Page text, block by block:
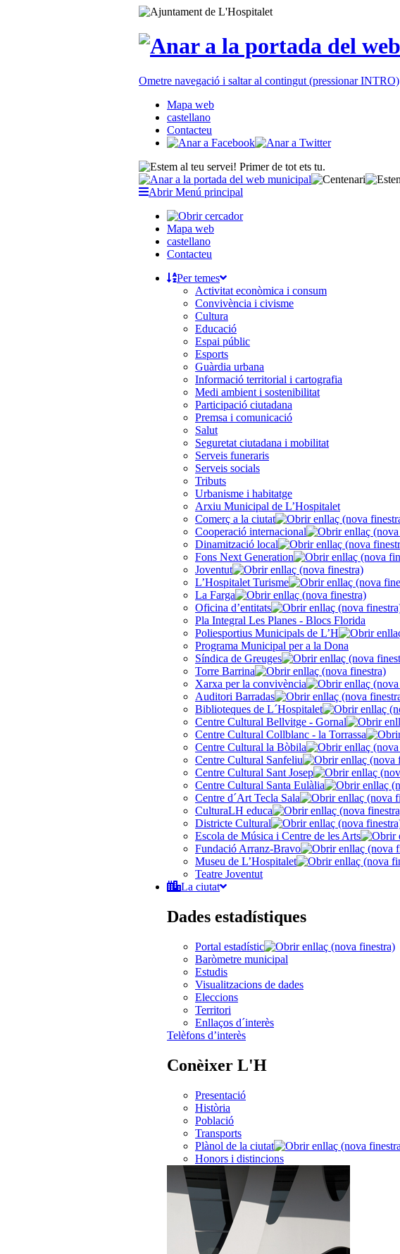
Ometre navegació i saltar al contingut (pressionar INTRO)
Mapa web
castellano
Contacteu
Abrir Menú principal
Mapa web
castellano
Contacteu
Per temes
Activitat econòmica i consum
Convivència i civisme
Cultura
Educació
Espai públic
Esports
Guàrdia urbana
Informació territorial i cartografia
Medi ambient i sostenibilitat
Participació ciutadana
Premsa i comunicació
Salut
Seguretat ciutadana i mobilitat
Serveis funeraris
Serveis socials
Tributs
Urbanisme i habitatge
Arxiu Municipal de L’Hospitalet
Comerç a la ciutat
Cooperació internacional
Dinamització local
Fons Next Generation
Joventut
L’Hospitalet Turisme
La Farga
Oficina d’entitats
Pla Integral Les Planes - Blocs Florida
Poliesportius Municipals de L’H
Programa Municipal per a la Dona
Síndica de Greuges
Torre Barrina
Xarxa per la convivència
Auditori Barradas
Biblioteques de L´Hospitalet
Centre Cultural Bellvitge - Gornal
Centre Cultural Collblanc - la Torrassa
Centre Cultural la Bòbila
Centre Cultural Sanfeliu
Centre Cultural Sant Josep
Centre Cultural Santa Eulàlia
Centre d´Art Tecla Sala
CulturaLH educa
Districte Cultural
Escola de Música i Centre de les Arts
Fundació Arranz-Bravo
Museu de L’Hospitalet
Teatre Joventut
La ciutat
Dades estadístiques
Portal estadístic
Baròmetre municipal
Estudis
Visualitzacions de dades
Eleccions
Territori
Enllaços d´interès
Telèfons d’interès
Conèixer L'H
Presentació
Història
Població
Transports
Plànol de la ciutat
Honors i distincions